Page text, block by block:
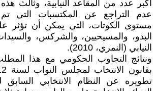
اكبر عدد من المقاعد النيابية، وثالث
عدم التراجع عن المكتسبات التي
مستوى الكوتات، التي يمكن أن تؤثر
البدو، والمسيحيين، والشركس،
النيابي (النمري، 2010).
ونتائج التجاوب الحكومي مع هذا
تطويره عن النظام الانتخابي